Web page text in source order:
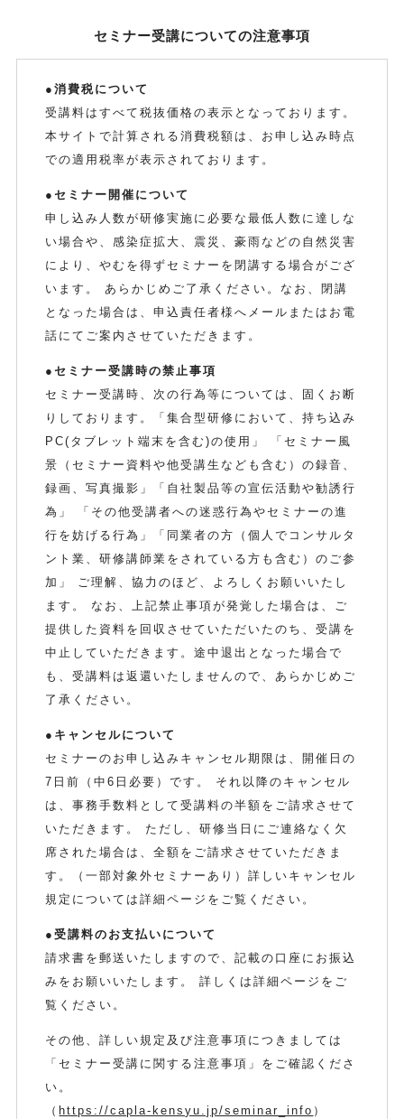
セミナー受講についての注意事項
●消費税について
受講料はすべて税抜価格の表示となっております。
本サイトで計算される消費税額は、お申し込み時点
での適用税率が表示されております。
●セミナー開催について
申し込み人数が研修実施に必要な最低人数に達しな
い場合や、感染症拡大、震災、豪雨などの自然災害
により、やむを得ずセミナーを閉講する場合がござ
います。 あらかじめご了承ください。なお、閉講
となった場合は、申込責任者様へメールまたはお電
話にてご案内させていただきます。
●セミナー受講時の禁止事項
セミナー受講時、次の行為等については、固くお断
りしております。「集合型研修において、持ち込み
PC(タブレット端末を含む)の使用」 「セミナー風
景（セミナー資料や他受講生なども含む）の録音、
録画、写真撮影」「自社製品等の宣伝活動や勧誘行
為」 「その他受講者への迷惑行為やセミナーの進
行を妨げる行為」「同業者の方（個人でコンサルタ
ント業、研修講師業をされている方も含む）のご参
加」 ご理解、協力のほど、よろしくお願いいたし
ます。 なお、上記禁止事項が発覚した場合は、ご
提供した資料を回収させていただいたのち、受講を
中止していただきます。途中退出となった場合で
も、受講料は返還いたしませんので、あらかじめご
了承ください。
●キャンセルについて
セミナーのお申し込みキャンセル期限は、開催日の
7日前（中6日必要）です。 それ以降のキャンセル
は、事務手数料として受講料の半額をご請求させて
いただきます。 ただし、研修当日にご連絡なく欠
席された場合は、全額をご請求させていただきま
す。（一部対象外セミナーあり）詳しいキャンセル
規定については詳細ページをご覧ください。
●受講料のお支払いについて
請求書を郵送いたしますので、記載の口座にお振込
みをお願いいたします。 詳しくは詳細ページをご
覧ください。
その他、詳しい規定及び注意事項につきましては
「セミナー受講に関する注意事項」をご確認くださ
い。
（ https://capla-kensyu.jp/seminar_info ）